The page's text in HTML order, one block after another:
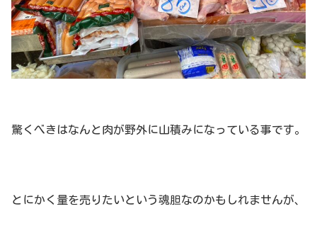
驚くべきはなんと肉が野外に山積みになっている事です。
とにかく量を売りたいという魂胆なのかもしれませんが、